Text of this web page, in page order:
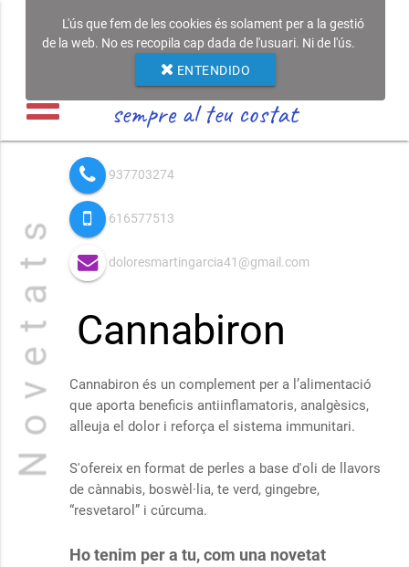
L'ús que fem de les cookies és solament per a la gestió
de la web. No es recopila cap dada de l'usuari. Ni de l'ús.
ENTENDIDO
sempre al teu costat
N o v e t a t s
937703274
616577513
doloresmartingarcia41@gmail.com
Cannabiron
Cannabiron és un complement per a l’alimentació
que aporta beneficis antiinflamatoris, analgèsics,
alleuja el dolor i reforça el sistema immunitari.
S'ofereix en format de perles a base d'oli de llavors
de cànnabis, boswèl·lia, te verd, gingebre,
“resvetarol” i cúrcuma.
Ho tenim per a tu, com una novetat